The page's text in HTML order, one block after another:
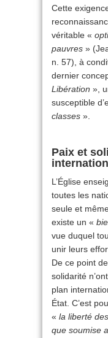
Cette
véritable «
pauvres »
n. 57), à
dernier
Libération »,
susceptible
classes ».
Paix et
L’Église
toutes les
seule et
existe un «
vue duquel
unir leurs
De ce point
solidarité
plan
État. C’est
« la liberté
que soumise